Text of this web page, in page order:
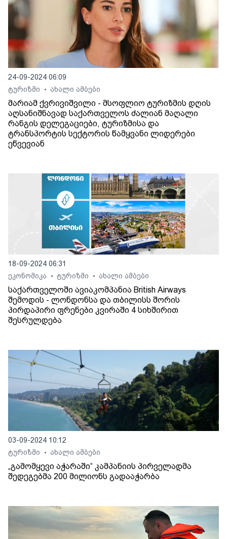
24-09-2024 06:09
ტურიზმი
• ახალი ამბები
მარიამ ქვრივიშვილი - მსოფლიო ტურიზმის დღის
აღსანიშნავად საქართველოს ძალიან მაღალი
რანგის დელეგაციები, ტურიზმისა და
ტრანსპორტის სექტორის წამყვანი ლიდერები
ეწვევიან
18-09-2024 06:31
ეკონომიკა
• ტურიზმი • ახალი ამბები
საქართველოში ავიაკომპანია British Airways
შემოდის - ლონდონსა და თბილისს შორის
პირდაპირი ფრენები კვირაში 4 სიხშირით
შესრულდება
03-09-2024 10:12
ტურიზმი
• ახალი ამბები
„გამომყევი აჭარაში“ კამპანიის პირველადმა
შედეგებმა 200 მილიონს გადააჭარბა